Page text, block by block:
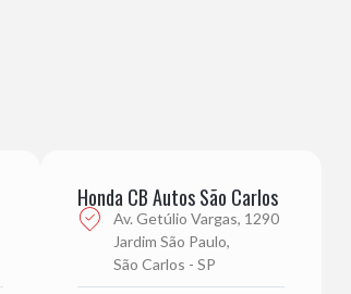
Honda CB Autos São Carlos
Av. Getúlio Vargas, 1290
Jardim São Paulo,
São Carlos - SP